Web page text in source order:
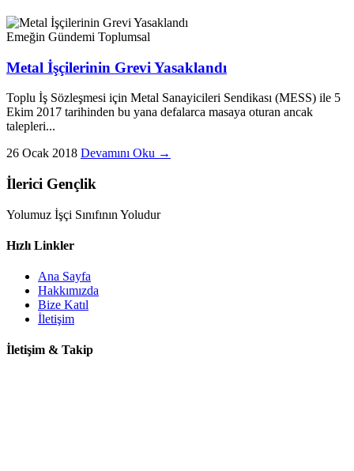
Emeğin Gündemi Toplumsal
Metal İşçilerinin Grevi Yasaklandı
Toplu İş Sözleşmesi için Metal Sanayicileri Sendikası (MESS) ile 5
Ekim 2017 tarihinden bu yana defalarca masaya oturan ancak
talepleri...
26 Ocak 2018 Devamını Oku →
İlerici Gençlik
Yolumuz İşçi Sınıfının Yoludur
Hızlı Linkler
Ana Sayfa
Hakkımızda
Bize Katıl
İletişim
İletişim & Takip